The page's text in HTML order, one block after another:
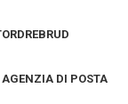
DI POSTA